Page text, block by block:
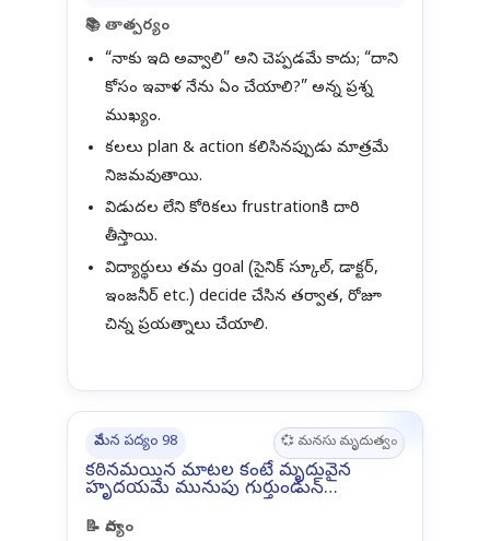
📚 తాత్పర్యం
“నాకు ఇది అవ్వాలి” అని చెప్పడమే కాదు; “దాని
కోసం ఇవాళ నేను ఏం చేయాలి?” అన్న ప్రశ్న
ముఖ్యం.
కలలు plan & action కలిసినప్పుడు మాత్రమే
నిజమవుతాయి.
విడుదల లేని కోరికలు frustrationకి దారి
తీస్తాయి.
విద్యార్థులు తమ goal (సైనిక్ స్కూల్, డాక్టర్,
ఇంజనీర్ etc.) decide చేసిన తర్వాత, రోజూ
చిన్న ప్రయత్నాలు చేయాలి.
వేమన పద్యం 98 💞 మనసు మృదుత్వం
కఠినమయిన మాటల కంటే మృదువైన
హృదయమే మునుపు గుర్తుండున్…
📝 పాద్యం